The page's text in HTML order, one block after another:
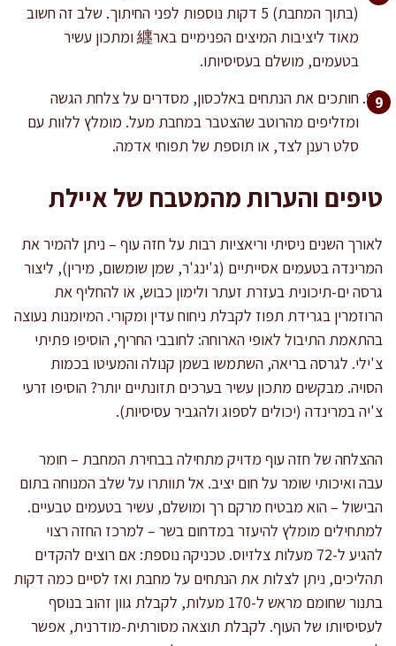
(בתוך המחבת) 5 דקות נוספות לפני החיתוך. שלב זה חשוב
מאוד ליציבות המיצים הפנימיים באר纒 ומתכון עשיר
בטעמים, מושלם בעסיסיותו.
חותכים את הנתחים באלכסון, מסדרים על צלחת הגשה
ומזליפים מהרוטב שהצטבר במחבת מעל. מומלץ ללוות עם
סלט רענן לצד, או תוספת של תפוחי אדמה.
טיפים והערות מהמטבח של איילת
לאורך השנים ניסיתי וריאציות רבות על חזה עוף – ניתן להמיר את
המרינדה בטעמים אסייתיים (ג'ינג'ר, שמן שומשום, מירין), ליצור
גרסה ים-תיכונית בעזרת זעתר ולימון כבוש, או להחליף את
הרוזמרין בגרידת תפוז לקבלת ניחוח עדין ומקורי. המיומנות נעוצה
בהתאמת התיבול לאופי הארוחה: לחובבי החריף, הוסיפו פתיתי
צ'ילי. לגרסה בריאה, השתמשו בשמן קנולה והמעיטו בכמות
הסויה. מבקשים מתכון עשיר בערכים תזונתיים יותר? הוסיפו זרעי
צ'יה במרינדה (יכולים לספוג ולהגביר עסיסיות).
ההצלחה של חזה עוף מדויק מתחילה בבחירת המחבת – חומר
עבה ואיכותי שומר על חום יציב. אל תוותרו על שלב המנוחה בתום
הבישול – הוא מבטיח מרקם רך ומושלם, עשיר בטעמים טבעיים.
למתחילים מומלץ להיעזר במדחום בשר – למרכז החזה רצוי
להגיע ל-72 מעלות צלזיוס. טכניקה נוספת: אם רוצים להקדים
תהליכים, ניתן לצלות את הנתחים על מחבת ואז לסיים כמה דקות
בתנור שחומם מראש ל-170 מעלות, לקבלת גוון זהוב בנוסף
לעסיסיותו של העוף. לקבלת תוצאה מסורתית-מודרנית, אפשר